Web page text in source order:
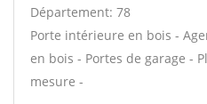
Département: 78
Porte intérieure en bois -
en bois - Portes de garage -
mesure -